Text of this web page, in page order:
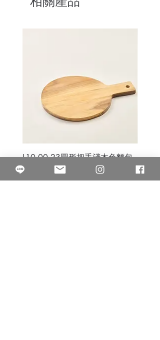
L10.00.23圓形把手淺木色麵包
砧板
價格
$50.00
價格
$80.00